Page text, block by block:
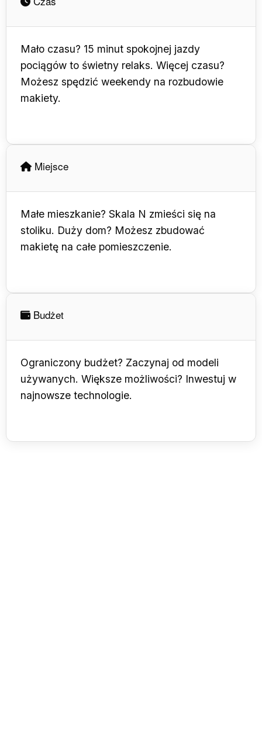
Mało czasu? 15 minut spokojnej jazdy
pociągów to świetny relaks. Więcej czasu?
Możesz spędzić weekendy na rozbudowie
makiety.
Miejsce
Małe mieszkanie? Skala N zmieści się na
stoliku. Duży dom? Możesz zbudować
makietę na całe pomieszczenie.
Budżet
Ograniczony budżet? Zaczynaj od modeli
używanych. Większe możliwości? Inwestuj w
najnowsze technologie.